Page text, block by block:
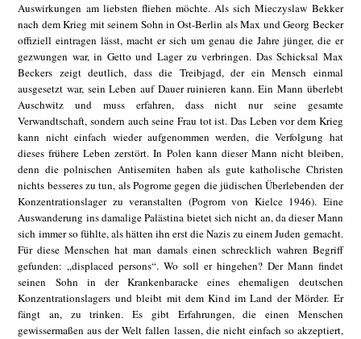
Auswirkungen am liebsten fliehen möchte. Als sich Mieczyslaw Bekker
nach dem Krieg mit seinem Sohn in Ost-Berlin als Max und Georg Becker
offiziell eintragen lässt, macht er sich um genau die Jahre jünger, die er
gezwungen war, in Getto und Lager zu verbringen. Das Schicksal Max
Beckers zeigt deutlich, dass die Treibjagd, der ein Mensch einmal
ausgesetzt war, sein Leben auf Dauer ruinieren kann. Ein Mann überlebt
Auschwitz und muss erfahren, dass nicht nur seine gesamte
Verwandtschaft, sondern auch seine Frau tot ist. Das Leben vor dem Krieg
kann nicht einfach wieder aufgenommen werden, die Verfolgung hat
dieses frühere Leben zerstört. In Polen kann dieser Mann nicht bleiben,
denn die polnischen Antisemiten haben als gute katholische Christen
nichts besseres zu tun, als Pogrome gegen die jüdischen Überlebenden der
Konzentrationslager zu veranstalten (Pogrom von Kielce 1946). Eine
Auswanderung ins damalige Palästina bietet sich nicht an, da dieser Mann
sich immer so fühlte, als hätten ihn erst die Nazis zu einem Juden gemacht.
Für diese Menschen hat man damals einen schrecklich wahren Begriff
gefunden: „displaced persons“. Wo soll er hingehen? Der Mann findet
seinen Sohn in der Krankenbaracke eines ehemaligen deutschen
Konzentrationslagers und bleibt mit dem Kind im Land der Mörder. Er
fängt an, zu trinken. Es gibt Erfahrungen, die einen Menschen
gewissermaßen aus der Welt fallen lassen, die nicht einfach so akzeptiert,